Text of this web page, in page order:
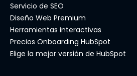
Servicio de SEO
Diseño Web Premium
Herramientas interactivas
Precios Onboarding HubSpot
Elige la mejor versión de HubSpot